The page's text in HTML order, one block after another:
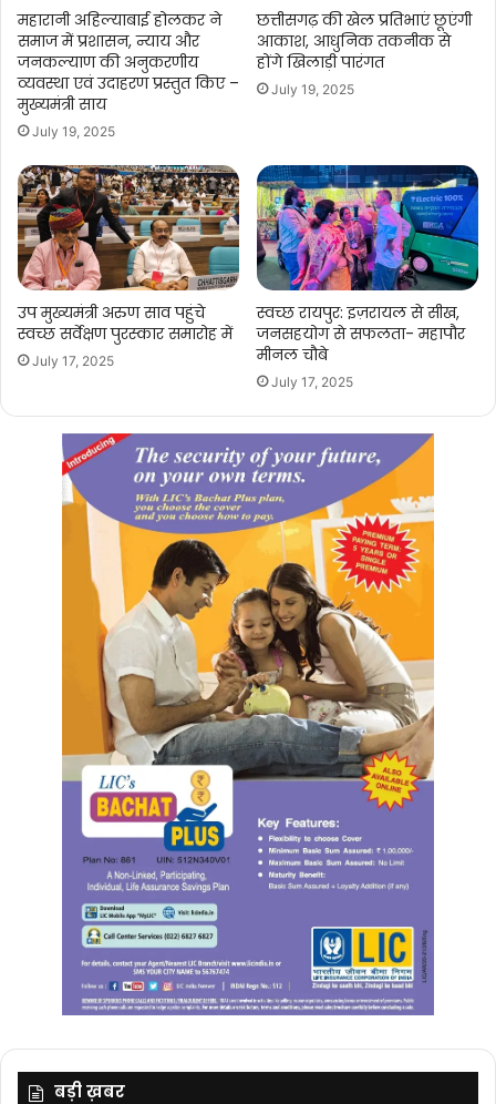
महारानी अहिल्याबाई होलकर ने
समाज में प्रशासन, न्याय और
जनकल्याण की अनुकरणीय
व्यवस्था एवं उदाहरण प्रस्तुत किए –
मुख्यमंत्री साय
July 19, 2025
छत्तीसगढ़ की खेल प्रतिभाएं छूएंगी
आकाश, आधुनिक तकनीक से
होंगे खिलाड़ी पारंगत
July 19, 2025
उप मुख्यमंत्री अरुण साव पहुंचे
स्वच्छ सर्वेक्षण पुरस्कार समारोह में
July 17, 2025
स्वच्छ रायपुर: इज़रायल से सीख,
जनसहयोग से सफलता- महापौर
मीनल चौबे
July 17, 2025
बड़ी ख़बर